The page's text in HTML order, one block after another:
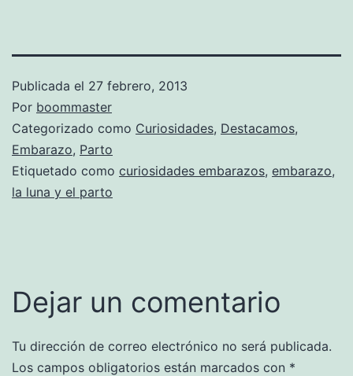
Publicada el 27 febrero, 2013
Por boommaster
Categorizado como Curiosidades, Destacamos,
Embarazo, Parto
Etiquetado como curiosidades embarazos, embarazo,
la luna y el parto
Dejar un comentario
Tu dirección de correo electrónico no será publicada.
Los campos obligatorios están marcados con *